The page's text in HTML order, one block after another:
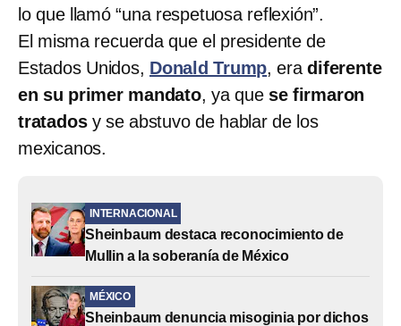
lo que llamó “una respetuosa reflexión”.
El misma recuerda que el presidente de
Estados Unidos, Donald Trump, eradiferente
en su primer mandato, ya que se firmaron
tratados y se abstuvo de hablar de los
mexicanos.
INTERNACIONAL
Sheinbaum destaca reconocimiento de
Mullin a la soberanía de México
MÉXICO
Sheinbaum denuncia misoginia por dichos